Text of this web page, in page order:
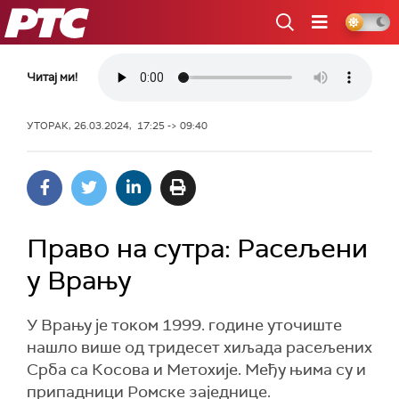
РТС
Читај ми!
УТОРАК, 26.03.2024, 17:25 -> 09:40
Право на сутра: Расељени
у Врању
У Врању је током 1999. године уточиште
нашло више од тридесет хиљада расељених
Срба са Косова и Метохије. Међу њима су и
припадници Ромске заједнице.